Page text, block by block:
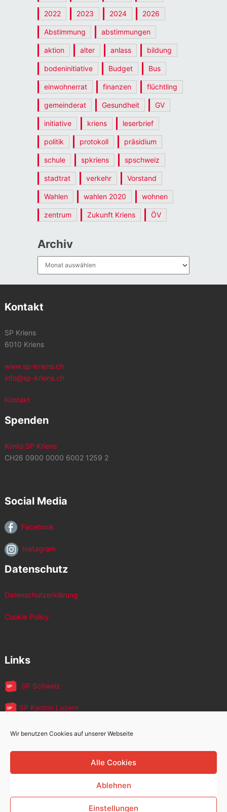
Wir benutzen Cookies auf unserer Webseite
Alle Cookies
Ablehnen
Einstellungen
2022 2023 2024 2026
Abstimmung abstimmungen
aktion alter anlass bildung
bodeninitiative Budget Bus
einwohnerrat finanzen flüchtling
gemeinderat Gesundheit GV
initiative kriens leserbrief
politik protokoll präsidium
schule spkriens spschweiz
stadtrat verkehr Vorstand
Wahlen wahlen 2020 wohnen
zentrum Zukunft Kriens ÖV
Archiv
Kontakt
SP Kriens
6010 Kriens
www.sp-kriens.ch
info@sp-kriens.ch
Kontakt
Spenden
Konto SP Kriens
CH26 0900 0000 6002 1259 2
Social Media
Facebook
Instagram
Datenschutz
Datenschutzerklärung
Cookie Policy
Links
SP Schweiz
SP Kanton Luzern
JUSO Luzern
SP MigrantInnen
SP 60+